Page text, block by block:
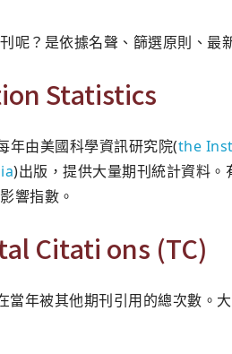
呢？是依據名聲、篩選原則、最
Statistics
由美國科學資訊研究院(the
)出版，提供大量期刊統計資料
響指數。
Citati ons (TC)
當年被其他期刊引用的總次數。